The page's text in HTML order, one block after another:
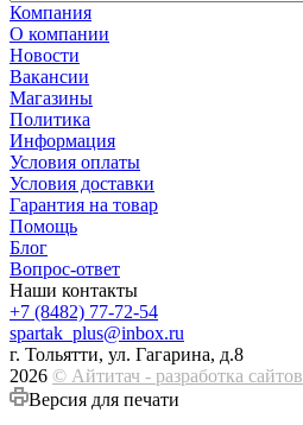
Компания
О компании
Новости
Вакансии
Магазины
Политика
Информация
Условия оплаты
Условия доставки
Гарантия на товар
Помощь
Блог
Вопрос-ответ
Наши контакты
+7 (8482) 77-72-54
spartak_plus@inbox.ru
г. Тольятти, ул. Гагарина, д.8
2026 © Айтитач - разработка сайтов
Версия для печати